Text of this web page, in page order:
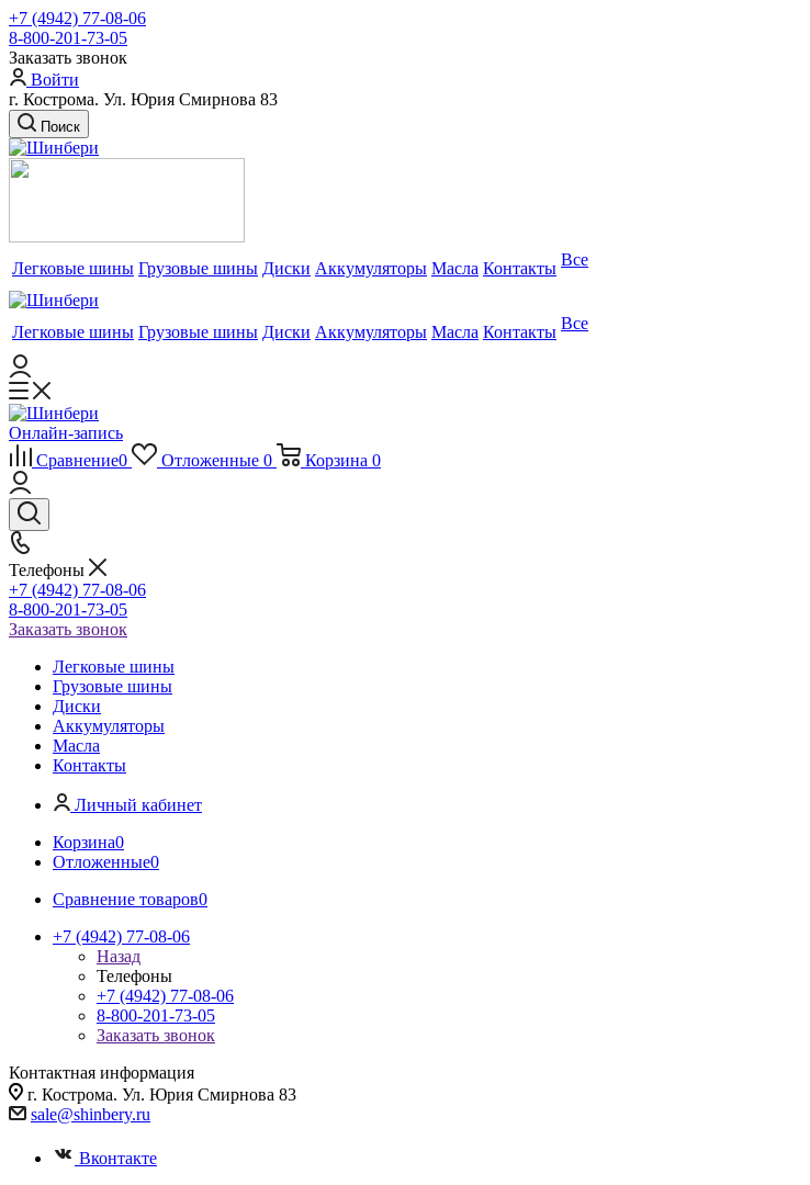
+7 (4942) 77-08-06
8-800-201-73-05
Заказать звонок
Войти
г. Кострома. Ул. Юрия Смирнова 83
Поиск
Легковые шины Грузовые шины Диски Аккумуляторы Масла Контакты Все
Легковые шины Грузовые шины Диски Аккумуляторы Масла Контакты Все
Онлайн-запись
Сравнение0 Отложенные 0 Корзина 0
Телефоны
+7 (4942) 77-08-06
8-800-201-73-05
Заказать звонок
Легковые шины
Грузовые шины
Диски
Аккумуляторы
Масла
Контакты
Личный кабинет
Корзина0
Отложенные0
Сравнение товаров0
+7 (4942) 77-08-06
Назад
Телефоны
+7 (4942) 77-08-06
8-800-201-73-05
Заказать звонок
Контактная информация
г. Кострома. Ул. Юрия Смирнова 83
sale@shinbery.ru
Вконтакте